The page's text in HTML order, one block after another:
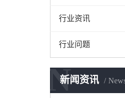
行业资讯
行业问题
新闻资讯
N